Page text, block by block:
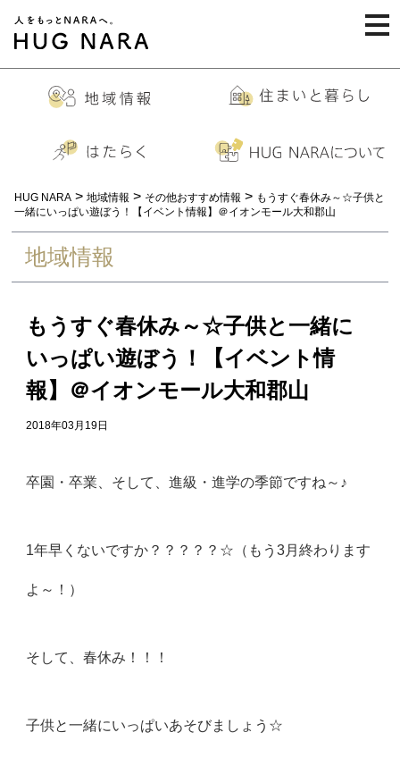
HUG NARA > 地域情報 > その他おすすめ情報 > もうすぐ春休み～☆子供と
一緒にいっぱい遊ぼう！【イベント情報】＠イオンモール大和郡山
地域情報
もうすぐ春休み～☆子供と一緒に
いっぱい遊ぼう！【イベント情
報】＠イオンモール大和郡山
2018年03月19日
卒園・卒業、そして、進級・進学の季節ですね～♪
1年早くないですか？？？？？☆（もう3月終わります
よ～！）
そして、春休み！！！
子供と一緒にいっぱいあそびましょう☆